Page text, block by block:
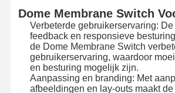
Flexibele membraanschakelaar
PCB-Membraanschakelaar
FPC-membraanschakelaar
Dome Membrane Switch
Verbeterde gebruikerservaring:
feedback en responsieve
de Dome Membrane Switch
gebruikerservaring, waardoor
en besturing mogelijk zijn.
Aanpassing en branding: Met
afbeeldingen en lay-outs maakt